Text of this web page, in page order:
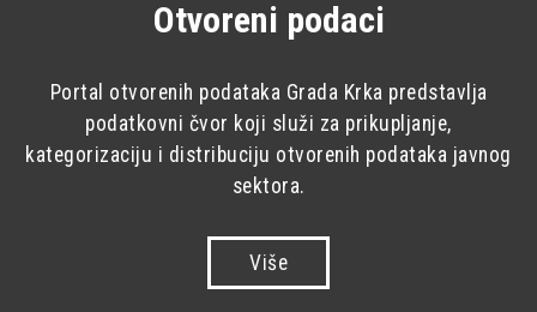
Otvoreni podaci
Portal otvorenih podataka Grada Krka predstavlja
podatkovni čvor koji služi za prikupljanje,
kategorizaciju i distribuciju otvorenih podataka javnog
sektora.
Više